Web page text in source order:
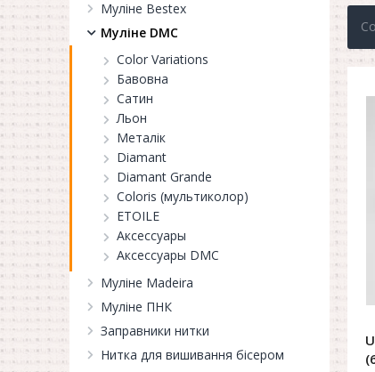
Муліне Bestex
Муліне DMC
Color Variations
Бавовна
Сатин
Льон
Металік
Diamant
Diamant Grande
Coloris (мультиколор)
ETOILE
Аксессуары
Аксессуары DMC
Муліне Madeira
Муліне ПНК
Заправники нитки
Нитка для вишивання бісером